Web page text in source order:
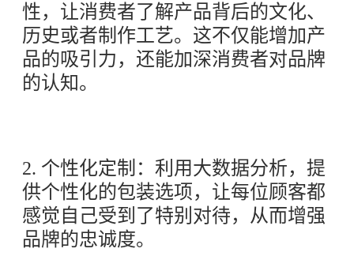
性，让消费者了解产品背后的文化、
历史或者制作工艺。这不仅能增加产
品的吸引力，还能加深消费者对品牌
的认知。
2. 个性化定制：利用大数据分析，提
供个性化的包装选项，让每位顾客都
感觉自己受到了特别对待，从而增强
品牌的忠诚度。